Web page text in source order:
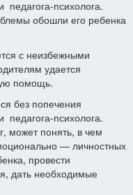
педагога-психолога.
обошли его ребенка
с неизбежными
удается
помощь.
без попечения
педагога-психолога.
может понять, в чем
— личностных
провести
дать необходимые